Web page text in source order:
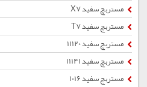
مستربچ سفید X7
مستربچ سفید T7
مستربچ سفید 11120
مستربچ سفید 11141
مستربچ سفید 1016